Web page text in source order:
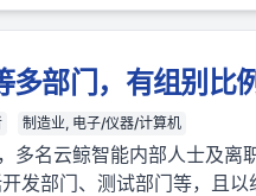
多部门，有组别比
制造业, 电子/仪器/计算机
多名云鲸智能内部人士及离
发部门、测试部门等，且以